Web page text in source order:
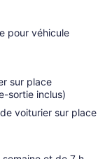
pour véhicule
sur place
sortie inclus)
voiturier sur place